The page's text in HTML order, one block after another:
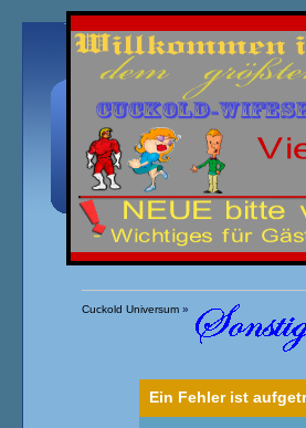
Übersicht Kalender Einloggen
Cuckold Universum»
Ein Fehler ist